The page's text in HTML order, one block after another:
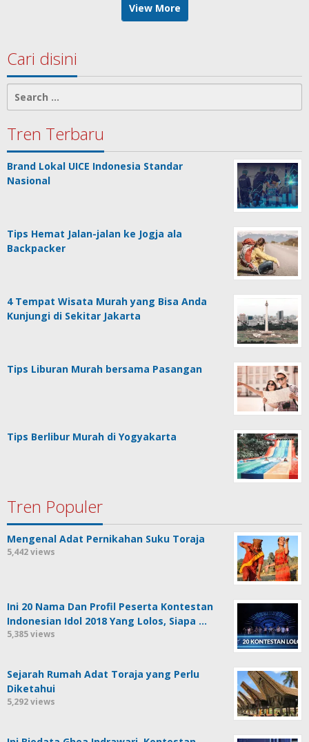
View More
Cari disini
for:
Tren Terbaru
Brand Lokal UICE Indonesia Standar
Nasional
Tips Hemat Jalan-jalan ke Jogja ala
Backpacker
4 Tempat Wisata Murah yang Bisa Anda
Kunjungi di Sekitar Jakarta
Tips Liburan Murah bersama Pasangan
Tips Berlibur Murah di Yogyakarta
Tren Populer
Mengenal Adat Pernikahan Suku Toraja
5,442 views
Ini 20 Nama Dan Profil Peserta Kontestan
Indonesian Idol 2018 Yang Lolos, Siapa …
5,385 views
Sejarah Rumah Adat Toraja yang Perlu
Diketahui
5,292 views